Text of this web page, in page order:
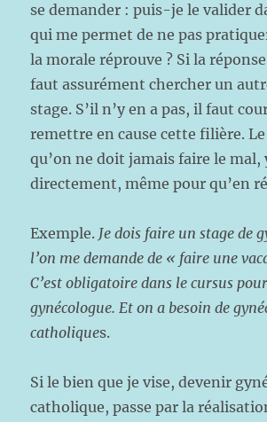
se demander : puis-je le valider
qui me permet de ne pas
la morale réprouve ? Si la
faut assurément chercher un
stage. S’il n’y en a pas, il faut
remettre en cause cette filière.
qu’on ne doit jamais faire le
directement, même pour qu’en
Exemple. Je dois faire un stage de
l’on me demande de « faire une
C’est obligatoire dans le cursus
gynécologue. Et on a besoin de
catholiques.
Si le bien que je vise, devenir
catholique, passe par la